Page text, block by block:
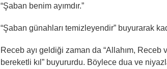
“Şaban benim ayımdır.”
“Şaban günahları temizleyendir” buyurarak
Receb ayı geldiği zaman da “Allahım, Receb
bereketli kıl” buyururdu. Böylece dua ve